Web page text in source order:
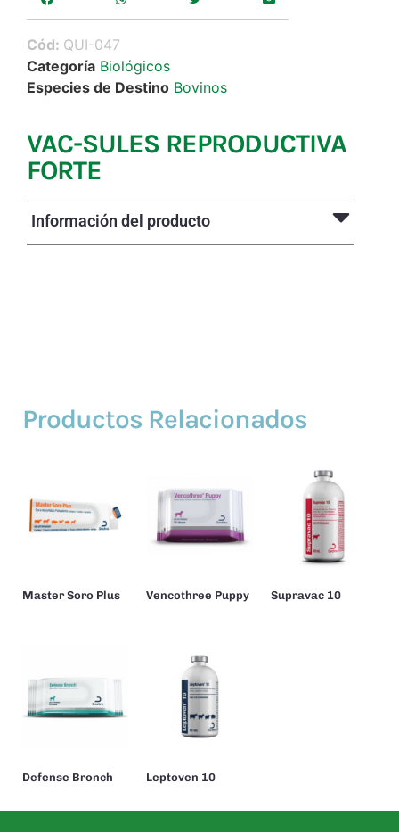
VAC-SULES REPRODUCTIVA
FORTE
Información del producto
Cód: QUI-047
Categoría Biológicos
Especies de Destino Bovinos
Productos Relacionados
Master Soro Plus Vencothree Puppy Supravac 10
Defense Bronch Leptoven 10